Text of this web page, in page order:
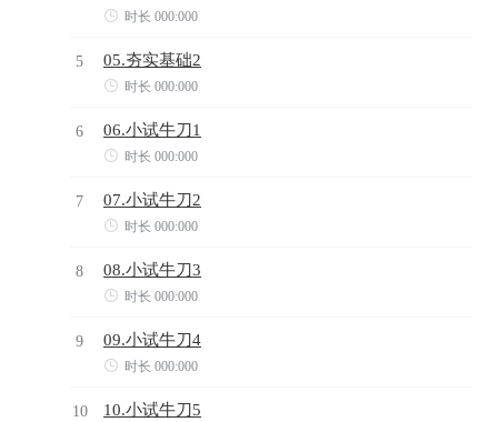
 时长 000:000
5 05.夯实基础2
 时长 000:000
6 06.小试牛刀1
 时长 000:000
7 07.小试牛刀2
 时长 000:000
8 08.小试牛刀3
 时长 000:000
9 09.小试牛刀4
 时长 000:000
10 10.小试牛刀5